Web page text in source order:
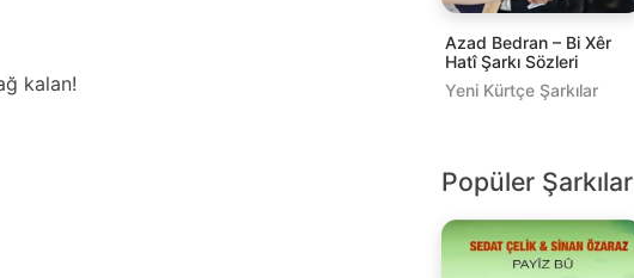
kаlаn!
Azad Bedran – Bi Xêr
Hatî Şarkı Sözleri
Yeni Kürtçe Şarkılar
Popüler Şarkılar